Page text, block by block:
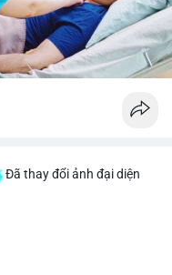
Đã thay đổi ảnh đại diện